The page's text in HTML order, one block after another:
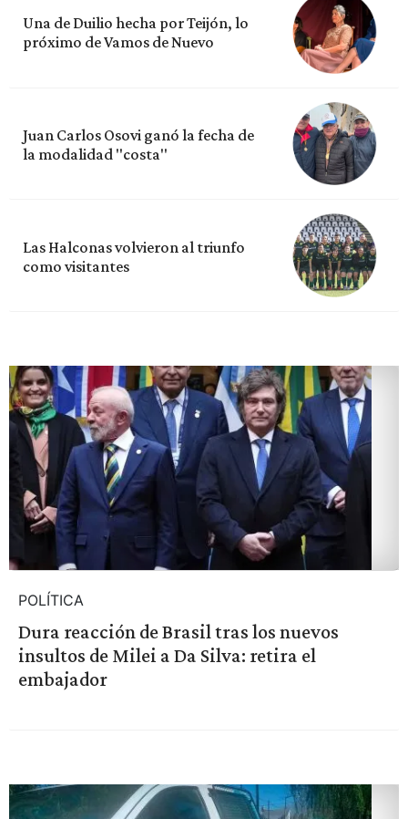
Una de Duilio hecha por Teijón, lo
próximo de Vamos de Nuevo
Juan Carlos Osovi ganó la fecha de
la modalidad "costa"
Las Halconas volvieron al triunfo
como visitantes
POLÍTICA
Dura reacción de Brasil tras los nuevos
insultos de Milei a Da Silva: retira el
embajador